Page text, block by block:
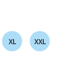
XL XXL